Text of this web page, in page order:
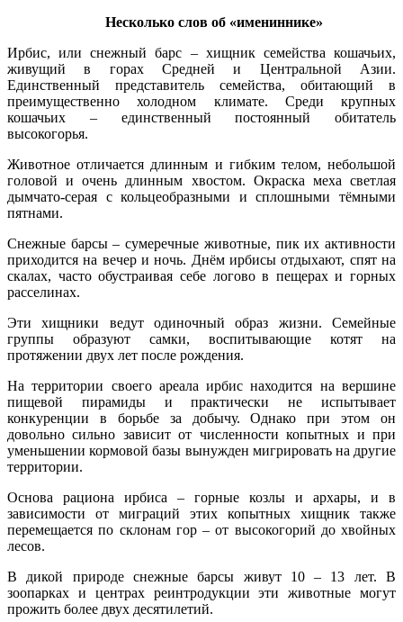
Несколько слов об «имениннике»
Ирбис, или снежный барс – хищник семейства кошачьих,
живущий в горах Средней и Центральной Азии.
Единственный представитель семейства, обитающий в
преимущественно холодном климате. Среди крупных
кошачьих – единственный постоянный обитатель
высокогорья.
Животное отличается длинным и гибким телом, небольшой
головой и очень длинным хвостом. Окраска меха светлая
дымчато-серая с кольцеобразными и сплошными тёмными
пятнами.
Снежные барсы – сумеречные животные, пик их активности
приходится на вечер и ночь. Днём ирбисы отдыхают, спят на
скалах, часто обустраивая себе логово в пещерах и горных
расселинах.
Эти хищники ведут одиночный образ жизни. Семейные
группы образуют самки, воспитывающие котят на
протяжении двух лет после рождения.
На территории своего ареала ирбис находится на вершине
пищевой пирамиды и практически не испытывает
конкуренции в борьбе за добычу. Однако при этом он
довольно сильно зависит от численности копытных и при
уменьшении кормовой базы вынужден мигрировать на другие
территории.
Основа рациона ирбиса – горные козлы и архары, и в
зависимости от миграций этих копытных хищник также
перемещается по склонам гор – от высокогорий до хвойных
лесов.
В дикой природе снежные барсы живут 10 – 13 лет. В
зоопарках и центрах реинтродукции эти животные могут
прожить более двух десятилетий.